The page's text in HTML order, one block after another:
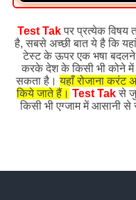
Test Takपर प्रत्येक विषय
है, सबसे अच्छी बात ये है कि
टेस्ट के ऊपर एक भषा बदलने
करके देश के किसी भी कोने में
सकता है।यहाँ रोजाना करंट
किये जाते हैं। Test Takसे
किसी भी एग्जाम में आसानी